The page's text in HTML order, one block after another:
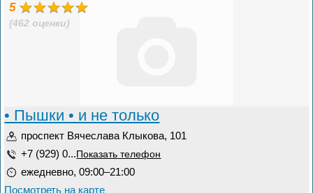
5
(462 оценки)
• Пышки • и не только
проспект Вячеслава Клыкова, 101
+7 (929) 0... Показать телефон
ежедневно, 09:00–21:00
Посмотреть на карте